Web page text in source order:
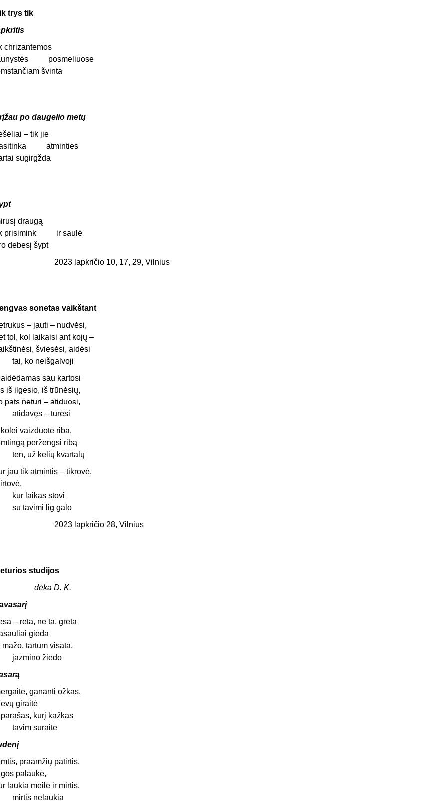
trys tik
chrizantemos
posmeliuose
švinta
po daugelio metų
– tik jie
atminties
sugirgžda
draugą
prisimink ir saulė
debesį šypt
2023 lapkričio 10, 17, 29, Vilnius
sonetas vaikštant
– jauti – nudvėsi,
tol, kol laikaisi ant kojų –
šviesėsi, aidėsi
ko neišgalvoji
sau kartosi
iš ilgesio, iš trūnėsių,
pats neturi – atiduosi,
– turėsi
kolei vaizduotė riba,
peržengsi ribą
už kelių kvartalų
jau tik atmintis – tikrovė,
laikas stovi
tavimi lig galo
2023 lapkričio 28, Vilnius
studijos
dėka D. K.
– reta, ne ta, greta
gieda
mažo, tartum visata,
žiedo
gananti ožkas,
giraitė
parašas, kurį kažkas
suraitė
praamžių patirtis,
palaukė,
laukia meilė ir mirtis,
nelaukia